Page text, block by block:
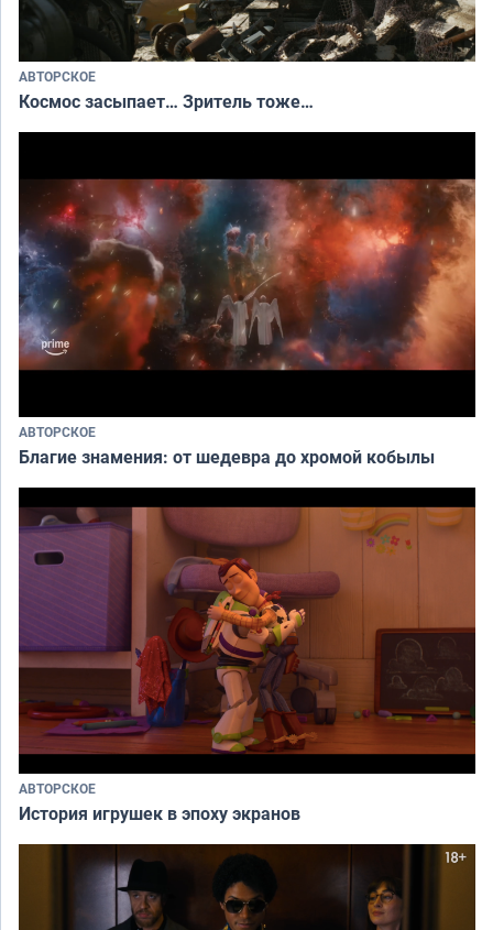
АВТОРСКОЕ
Космос засыпает… Зритель тоже…
АВТОРСКОЕ
Благие знамения: от шедевра до хромой кобылы
АВТОРСКОЕ
История игрушек в эпоху экранов